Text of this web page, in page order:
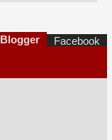
Blogger Facebook